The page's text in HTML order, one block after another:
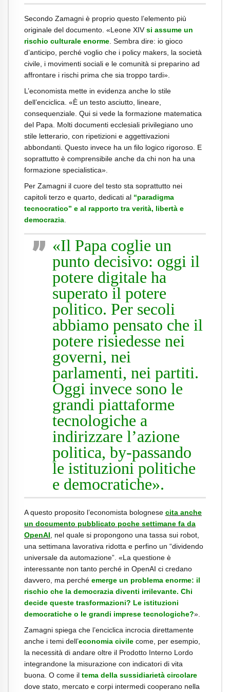
Secondo Zamagni è proprio questo l’elemento più
originale del documento. «Leone XIV si assume un
rischio culturale enorme . Sembra dire: io gioco
d’anticipo, perché voglio che i policy makers, la società
civile, i movimenti sociali e le comunità si preparino ad
affrontare i rischi prima che sia troppo tardi».
L’economista mette in evidenza anche lo stile
dell’enciclica. «È un testo asciutto, lineare,
consequenziale. Qui si vede la formazione matematica
del Papa. Molti documenti ecclesiali privilegiano uno
stile letterario, con ripetizioni e aggettivazioni
abbondanti. Questo invece ha un filo logico rigoroso. E
soprattutto è comprensibile anche da chi non ha una
formazione specialistica».
Per Zamagni il cuore del testo sta soprattutto nei
capitoli terzo e quarto, dedicati al “paradigma
tecnocratico” e al rapporto tra verità, libertà e
democrazia
«Il Papa coglie un
punto decisivo: oggi il
potere digitale ha
superato il potere
politico. Per secoli
abbiamo pensato che il
potere risiedesse nei
governi, nei
parlamenti, nei partiti.
Oggi invece sono le
grandi piattaforme
tecnologiche a
indirizzare l’azione
politica, by-passando
le istituzioni politiche
e democratiche».
A questo proposito l’economista bolognese cita anche
un documento pubblicato poche settimane fa da
OpenAI , nel quale si propongono una tassa sui robot,
una settimana lavorativa ridotta e perfino un “dividendo
universale da automazione”. «La questione è
interessante non tanto perché in OpenAI ci credano
davvero, ma perché emerge un problema enorme: il
rischio che la democrazia diventi irrilevante. Chi
decide queste trasformazioni? Le istituzioni
democratiche o le grandi imprese tecnologiche?».
Zamagni spiega che l’enciclica incrocia direttamente
anche i temi dell’economia civile come, per esempio,
la necessità di andare oltre il Prodotto Interno Lordo
integrandone la misurazione con indicatori di vita
buona. O come il tema della sussidiarietà circolare
dove stato, mercato e corpi intermedi cooperano nella